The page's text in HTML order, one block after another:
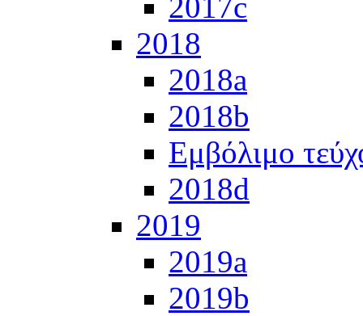
2018
2018a
2018b
Εμβόλιμο
2018d
2019
2019a
2019b